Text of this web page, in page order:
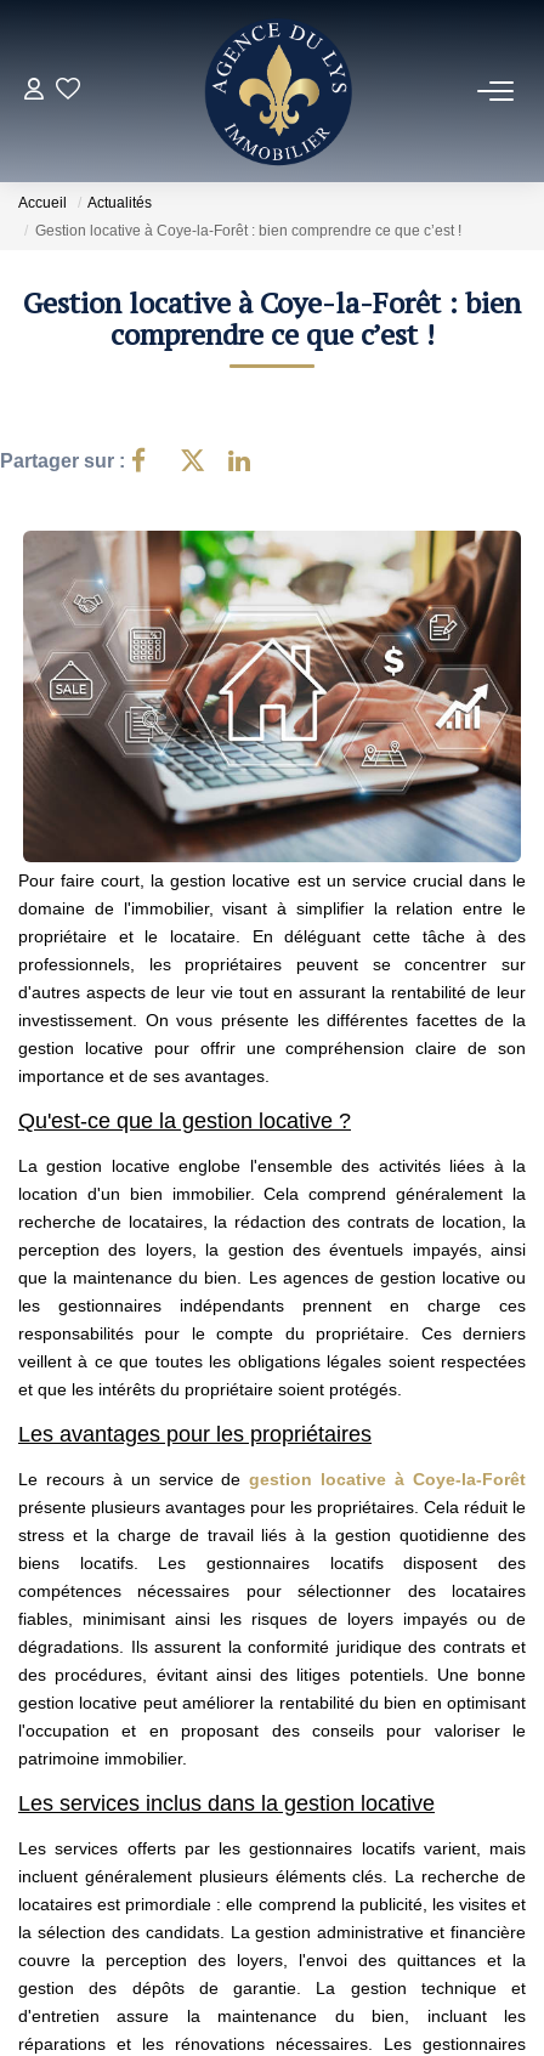
ACHETER
Louer
NOS VENDUS
Nos Agences
Contact
Avis Clients
Actualités
ALERTE IMMO
Accueil
Actualités
Gestion locative à Coye-la-Forêt : bien comprendre ce que c’est !
Gestion locative à Coye-la-Forêt : bien
comprendre ce que c’est !
Partager sur :
Pour faire court, la gestion locative est un service crucial dans le
domaine de l'immobilier, visant à simplifier la relation entre le
propriétaire et le locataire. En déléguant cette tâche à des
professionnels, les propriétaires peuvent se concentrer sur
d'autres aspects de leur vie tout en assurant la rentabilité de leur
investissement. On vous présente les différentes facettes de la
gestion locative pour offrir une compréhension claire de son
importance et de ses avantages.
Qu'est-ce que la gestion locative ?
La gestion locative englobe l'ensemble des activités liées à la
location d'un bien immobilier. Cela comprend généralement la
recherche de locataires, la rédaction des contrats de location, la
perception des loyers, la gestion des éventuels impayés, ainsi
que la maintenance du bien. Les agences de gestion locative ou
les gestionnaires indépendants prennent en charge ces
responsabilités pour le compte du propriétaire. Ces derniers
veillent à ce que toutes les obligations légales soient respectées
et que les intérêts du propriétaire soient protégés.
Les avantages pour les propriétaires
Le recours à un service degestion locative à Coye-la-Forêt
présente plusieurs avantages pour les propriétaires. Cela réduit le
stress et la charge de travail liés à la gestion quotidienne des
biens locatifs. Les gestionnaires locatifs disposent des
compétences nécessaires pour sélectionner des locataires
fiables, minimisant ainsi les risques de loyers impayés ou de
dégradations. Ils assurent la conformité juridique des contrats et
des procédures, évitant ainsi des litiges potentiels. Une bonne
gestion locative peut améliorer la rentabilité du bien en optimisant
l'occupation et en proposant des conseils pour valoriser le
patrimoine immobilier.
Les services inclus dans la gestion locative
Les services offerts par les gestionnaires locatifs varient, mais
incluent généralement plusieurs éléments clés. La recherche de
locataires est primordiale : elle comprend la publicité, les visites et
la sélection des candidats. La gestion administrative et financière
couvre la perception des loyers, l'envoi des quittances et la
gestion des dépôts de garantie. La gestion technique et
d'entretien assure la maintenance du bien, incluant les
réparations et les rénovations nécessaires. Les gestionnaires